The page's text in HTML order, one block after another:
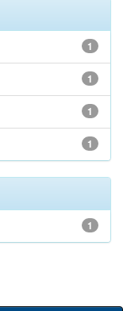
1
1
1
1
1